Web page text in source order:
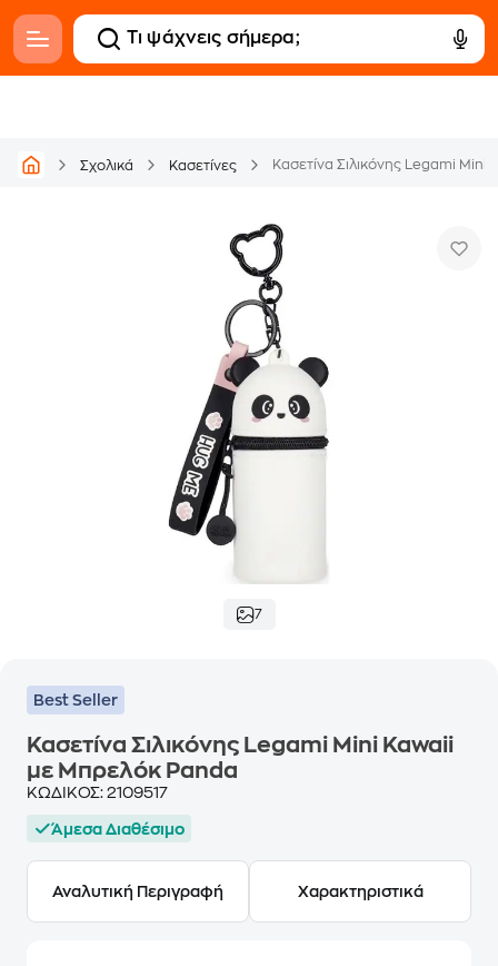
Σχολικά Κασετίνες Κασετίνα Σιλικόνης Legami
7
Best Seller
Κασετίνα Σιλικόνης Legami Mini Kawaii
με Μπρελόκ Panda
ΚΩΔΙΚΟΣ: 2109517
Άμεσα Διαθέσιμο
Αναλυτική Περιγραφή Χαρακτηριστικά